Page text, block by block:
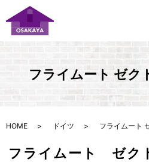
フライムート ゼク
HOME ドイツ フライムート
フライムート ゼク